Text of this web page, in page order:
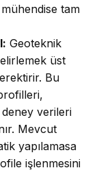
tam
Geoteknik
üst
Bu
verileri
Mevcut
yapılamasa
işlenmesini